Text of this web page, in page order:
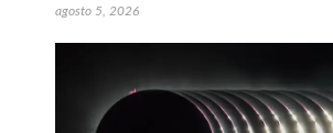
agosto 5, 2026